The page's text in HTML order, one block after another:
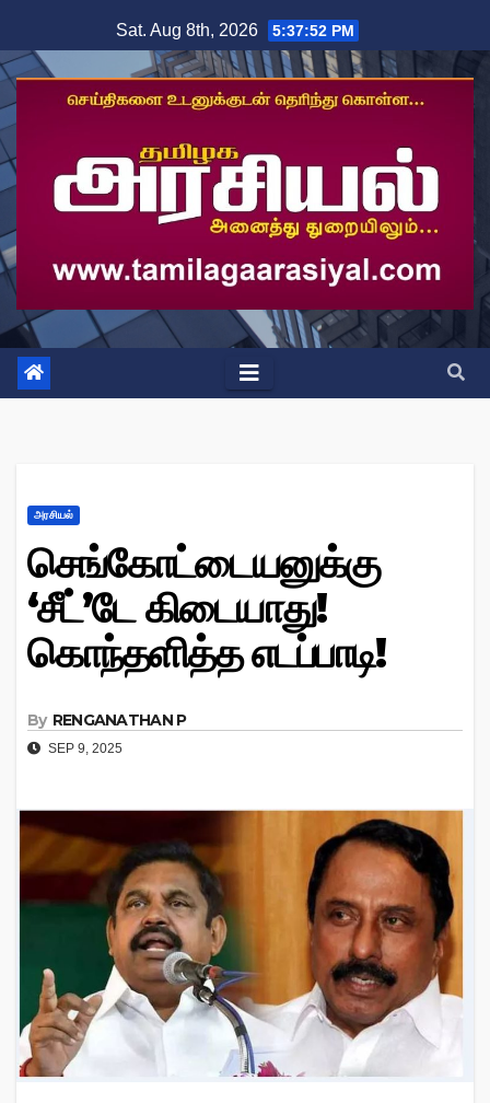
to
content
Sat. Aug 8th, 2026 5:37:53 PM
அரசியல்
செங்கோட்டையனுக்கு
‘சீட்’டே கிடையாது!
கொந்தளித்த எடப்பாடி!
By RENGANATHAN P
SEP 9, 2025